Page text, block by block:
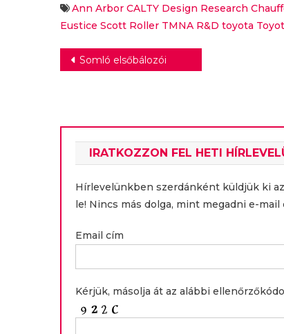
Ann Arbor CALTY Design Research
Eustice Scott Roller TMNA R&D toyota
Bejegyzés
Somló elsőbálozói
IRATKOZZON FEL HETI
Hírlevelünkben szerdánként küldjük ki
le! Nincs más dolga, mint megadni e-mail
Email cím
Kérjük, másolja át az alábbi